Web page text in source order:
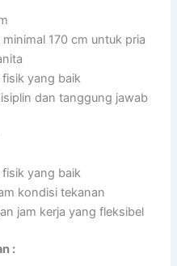
170 cm untuk pria
yang baik
dan tanggung jawab
yang baik
kondisi tekanan
jam kerja yang fleksibel
: